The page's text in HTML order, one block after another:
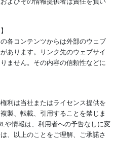
各コンテンツからは外部のウェブ
あります。リンク先のウェブサイ
ません。その内容の信頼性などに
利は当社またはライセンス提供を
製、転載、引用することを禁じま
や情報は、利用者への予告なしに変
、以上のことをご理解、ご承諾さ